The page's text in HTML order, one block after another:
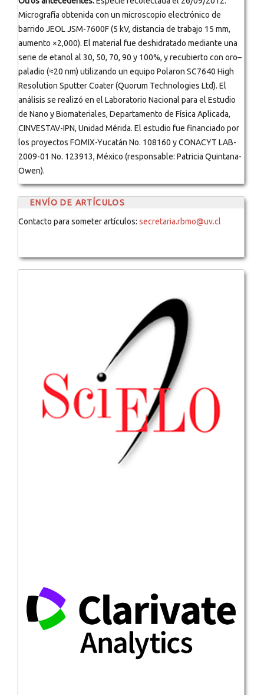
Micrografía obtenida con un microscopio electrónico de
barrido JEOL JSM-7600F (5 kV, distancia de trabajo 15 mm,
aumento ×2,000). El material fue deshidratado mediante una
serie de etanol al 30, 50, 70, 90 y 100%, y recubierto con oro–
paladio (≈20 nm) utilizando un equipo Polaron SC7640 High
Resolution Sputter Coater (Quorum Technologies Ltd). El
análisis se realizó en el Laboratorio Nacional para el Estudio
de Nano y Biomateriales, Departamento de Física Aplicada,
CINVESTAV-IPN, Unidad Mérida. El estudio fue financiado por
los proyectos FOMIX-Yucatán No. 108160 y CONACYT LAB-
2009-01 No. 123913, México (responsable: Patricia Quintana-
Owen).
ENVÍO DE ARTÍCULOS
Contacto para someter artículos: secretaria.rbmo@uv.cl